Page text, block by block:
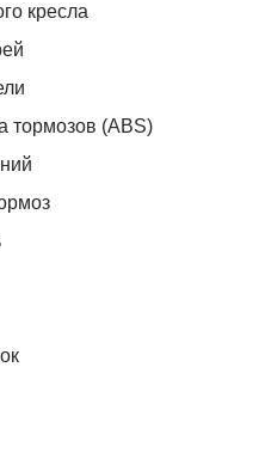
кресла
тормозов (ABS)